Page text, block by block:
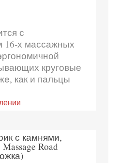
с
16-х массажных
круговые
как и пальцы
с камнями,
Road